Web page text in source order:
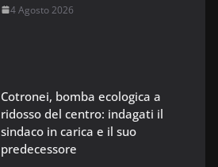
4 Agosto 2026
Cotronei, bomba ecologica a
ridosso del centro: indagati il
sindaco in carica e il suo
predecessore